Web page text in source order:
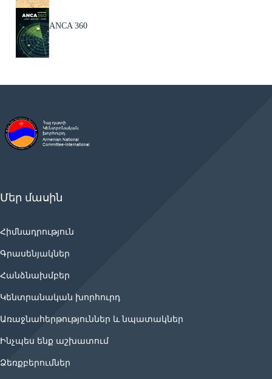
ANCA 360
Մեր մասին
Հիմնադրություն
Գրասենյակներ
Հանձնախմբեր
Կենտրանական խորհուրդ
Առաջնահերթություններ և նպատակներ
Ինչպես ենք աշխատում
Ձեռքբերումներ